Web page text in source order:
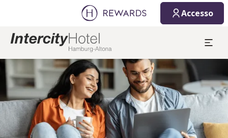
Accesso
Diapositiva 1 di 1